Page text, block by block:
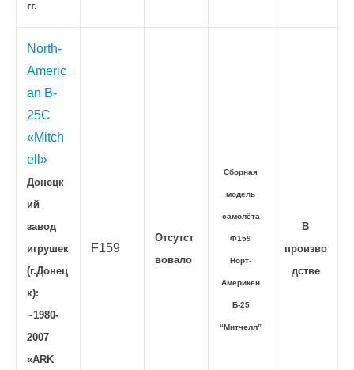
гг.
North-
Americ
an B-
25C
«Mitch
ell»
Донецк
ий
завод
игрушек
(г.Донец
к):
~1980-
2007
«ARK
F159
Отсутст
вовало
Сборная
модель
самолёта
Ф159
Норт-
Америкен
Б-25
“Митчелл”
В
произво
дстве